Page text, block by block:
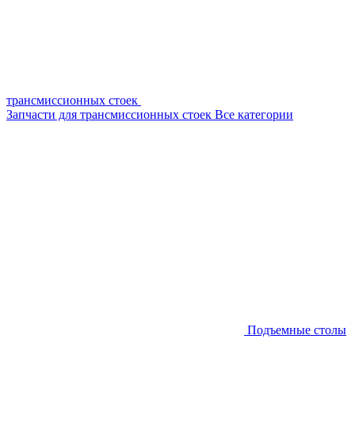
трансмиссионных стоек
Запчасти для трансмиссионных стоек Все категории
Подъемные столы